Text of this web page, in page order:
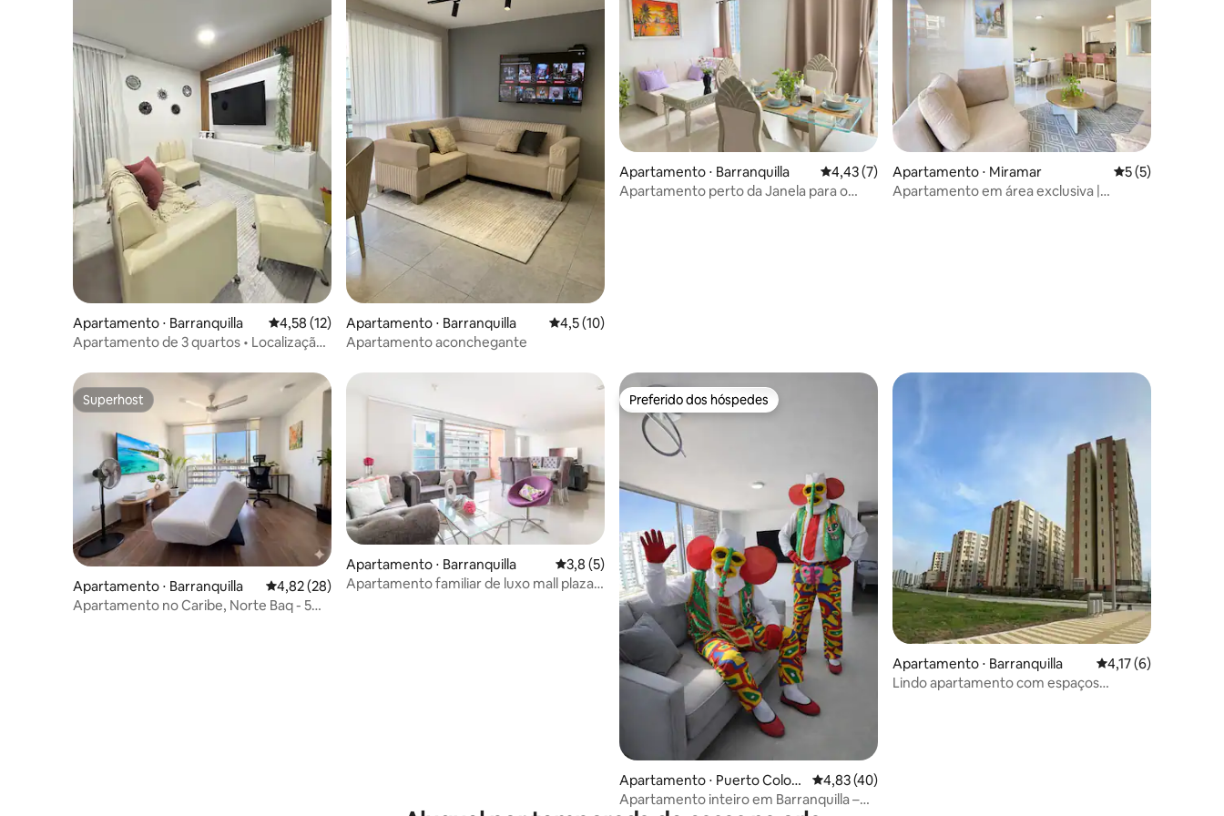
Apartamento ⋅ Barranquilla 4,58 de uma avaliação média de 5, 12 avaliações
4,58 (12)
Apartamento de 3 quartos • Localização
Apartamento ⋅ Barranquilla 4,5 de uma avaliação média de 5, 10 avaliações
4,5 (10)
Apartamento aconchegante
Apartamento ⋅ Barranquilla 4,43 de uma avaliação média de 5, 7 avaliações
4,43 (7)
Apartamento perto da Janela para o
Apartamento ⋅ Miramar 5 de uma
5 (5)
Apartamento em área exclusiva |
Superhost
Superhost
Apartamento ⋅ Barranquilla 4,82 de uma avaliação média de 5, 28 avaliações
4,82 (28)
Apartamento no Caribe, Norte Baq - 5
Apartamento ⋅ Barranquilla 3,8 de uma avaliação média de 5, 5 avaliações
3,8 (5)
Apartamento familiar de luxo mall plaza
Preferido dos hóspedes
Preferido dos hóspedes
Apartamento ⋅ Puerto Colom
bia
4,83 de uma avaliação média de 5, 40 avaliações
4,83 (40)
Apartamento inteiro em Barranquilla –
Apartamento ⋅ Barranquilla 4,17 de uma
4,17 (6)
Lindo apartamento com espaços